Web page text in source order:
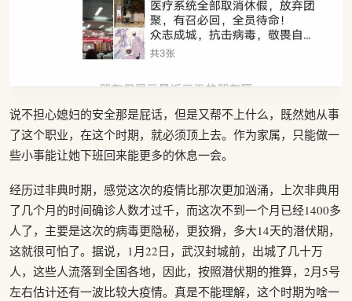
说不担心媳妇的安全那是屁话，但是又帮不上什么，既然她从事
了这个职业，在这个时期，就必须顶上去。作为家属，只能做一
些小事能让她下班回来能更多的休息一会。
经历过非典时期，感觉这次的疫情比那次更加汹涌，上次非典用
了几个月的时间确诊人数才过千，而这次不到一个月已经1400多
人了，主要是这次的病毒更隐秘，更狡猾，多大14天的潜伏期，
这就很可怕了。据说，1月22日，武汉封城前，出城了几十万
人，这些人流落到全国各地，因此，按照潜伏期的推算，2月5号
左右估计还有一波比较大疫情。真是不能理解，这个时期为啥一